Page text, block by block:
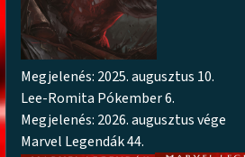
Megjelenés: 2025. augusztus 10.
Lee-Romita Pókember 6.
Megjelenés: 2026. augusztus vége
Marvel Legendák 44.